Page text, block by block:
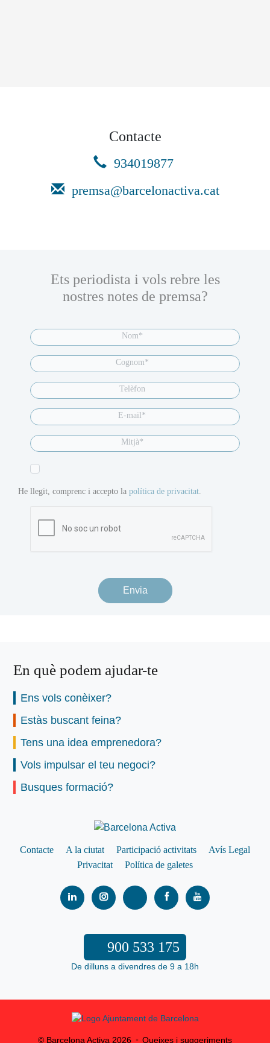
Contacte
934019877
premsa@barcelonactiva.cat
Ets periodista i vols rebre les
nostres notes de premsa?
He llegit, comprenc i accepto la política de privacitat
Envia
En què podem ajudar-te
Ens vols conèixer?
Estàs buscant feina?
Tens una idea emprenedora?
Vols impulsar el teu negoci?
Busques formació?
Contacte A la ciutat Participació activitats
Avís Legal
Privacitat
Política de galetes
900 533 175
De dilluns a divendres de 9 a 18h
© Barcelona Activa 2026 Queixes i suggeriments